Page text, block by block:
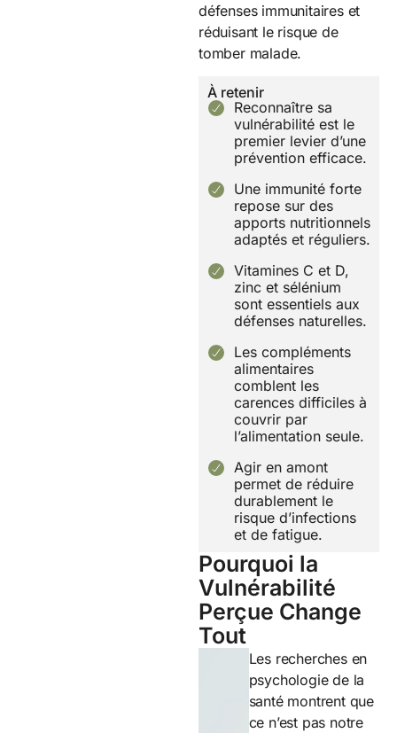
défenses immunitaires et
réduisant le risque de
tomber malade.
À retenir
Reconnaître sa
vulnérabilité est le
premier levier d’une
prévention efficace.
Une immunité forte
repose sur des
apports nutritionnels
adaptés et réguliers.
Vitamines C et D,
zinc et sélénium
sont essentiels aux
défenses naturelles.
Les compléments
alimentaires
comblent les
carences difficiles à
couvrir par
l’alimentation seule.
Agir en amont
permet de réduire
durablement le
risque d’infections
et de fatigue.
Pourquoi la
Vulnérabilité
Perçue Change
Tout
Les recherches en
psychologie de la
santé montrent que
ce n’est pas notre